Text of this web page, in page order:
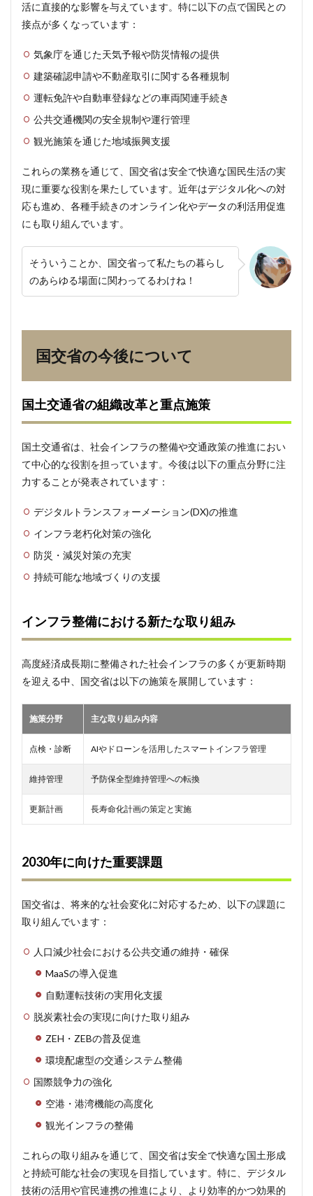
活に直接的な影響を与えています。特に以下の点で国民との
接点が多くなっています：
気象庁を通じた天気予報や防災情報の提供
建築確認申請や不動産取引に関する各種規制
運転免許や自動車登録などの車両関連手続き
公共交通機関の安全規制や運行管理
観光施策を通じた地域振興支援
これらの業務を通じて、国交省は安全で快適な国民生活の実
現に重要な役割を果たしています。近年はデジタル化への対
応も進め、各種手続きのオンライン化やデータの利活用促進
にも取り組んでいます。
そういうことか、国交省って私たちの暮らし
のあらゆる場面に関わってるわけね！
国交省の今後について
国土交通省の組織改革と重点施策
国土交通省は、社会インフラの整備や交通政策の推進におい
て中心的な役割を担っています。今後は以下の重点分野に注
力することが発表されています：
デジタルトランスフォーメーション(DX)の推進
インフラ老朽化対策の強化
防災・減災対策の充実
持続可能な地域づくりの支援
インフラ整備における新たな取り組み
高度経済成長期に整備された社会インフラの多くが更新時期
を迎える中、国交省は以下の施策を展開しています：
施策分野 主な取り組み内容
点検・診断 AIやドローンを活用したスマートインフラ管理
維持管理 予防保全型維持管理への転換
更新計画 長寿命化計画の策定と実施
2030年に向けた重要課題
国交省は、将来的な社会変化に対応するため、以下の課題に
取り組んでいます：
人口減少社会における公共交通の維持・確保
MaaSの導入促進
自動運転技術の実用化支援
脱炭素社会の実現に向けた取り組み
ZEH・ZEBの普及促進
環境配慮型の交通システム整備
国際競争力の強化
空港・港湾機能の高度化
観光インフラの整備
これらの取り組みを通じて、国交省は安全で快適な国土形成
と持続可能な社会の実現を目指しています。特に、デジタル
技術の活用や官民連携の推進により、より効率的かつ効果的